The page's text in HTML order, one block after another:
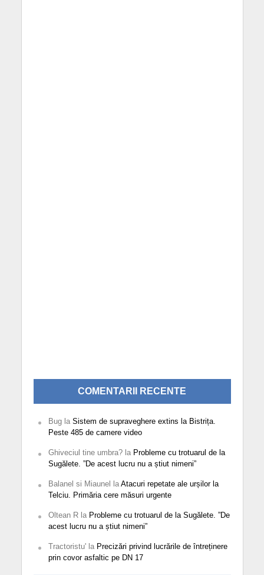
COMENTARII RECENTE
Bugla Sistem de supraveghere extins la Bistrița.
Peste 485 de camere video
Ghiveciul tine umbra?la Probleme cu trotuarul de la
Sugălete. ”De acest lucru nu a știut nimeni”
Balanel si Miaunel la Atacuri repetate ale urșilor la
Telciu. Primăria cere măsuri urgente
Oltean Rla Probleme cu trotuarul de la Sugălete. ”De
acest lucru nu a știut nimeni”
Tractoristu'la Precizări privind lucrările de întreținere
prin covor asfaltic pe DN 17